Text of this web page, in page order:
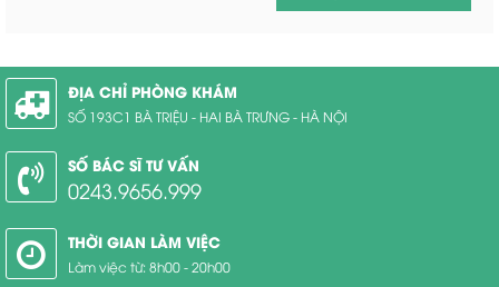
ĐỊA CHỈ PHÒNG KHÁM
SỐ 193C1 BÀ TRIỆU - HAI BÀ TRƯNG - HÀ NỘI
SỐ BÁC SĨ TƯ VẤN
0243.9656.999
THỜI GIAN LÀM VIỆC
Làm việc từ: 8h00 - 20h00